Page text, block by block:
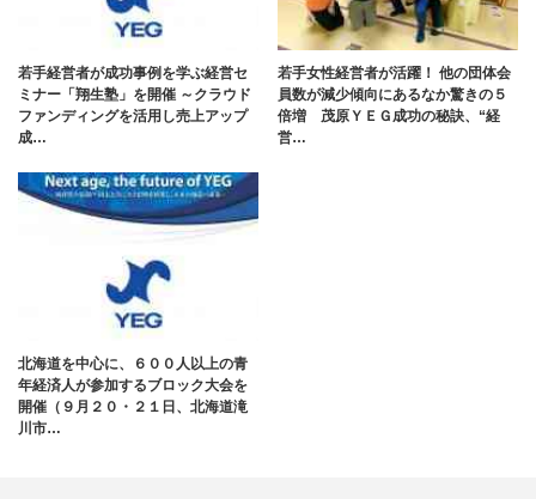
若手経営者が成功事例を学ぶ経営セ
ミナー「翔生塾」を開催 ～クラウド
ファンディングを活用し売上アップ
成…
若手女性経営者が活躍！ 他の団体会
員数が減少傾向にあるなか驚きの５
倍増 茂原ＹＥＧ成功の秘訣、“経
営…
北海道を中心に、６００人以上の青
年経済人が参加するブロック大会を
開催（９月２０・２１日、北海道滝
川市…